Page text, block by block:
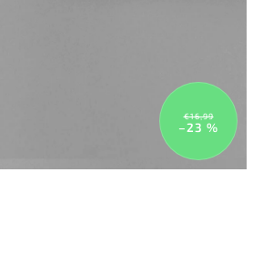
€16,99
–23 %